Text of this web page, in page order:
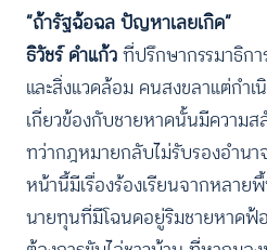
“ถ้ารัฐฉ้อฉล ปัญหาเลยเกิด”
ธิวัชร์ ดำแก้วที่ปรึกษากรรมาธิก
และสิ่งแวดล้อม คนสงขลาแต่กำ
เกี่ยวข้องกับชายหาดนั้นมีความ
ทว่ากฎหมายกลับไม่รับรองอํานา
หน้านี้มีเรื่องร้องเรียนจากหลาย
นายทุนที่มีโฉนดอยู่ริมชายหาดฟ้อ